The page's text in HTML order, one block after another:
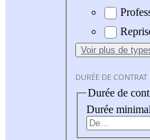
Voir plus de
DURÉE DE CONTRAT
Durée de
Durée